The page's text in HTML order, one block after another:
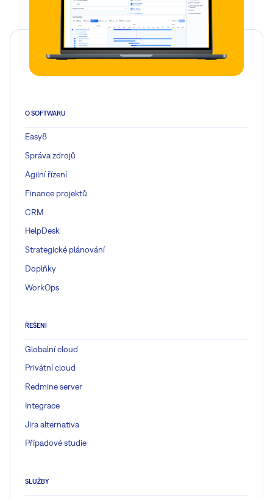
O SOFTWARU
Easy8
Správa zdrojů
Agilní řízení
Finance projektů
CRM
HelpDesk
Strategické plánování
Doplňky
WorkOps
ŘEŠENÍ
Globalní cloud
Privátní cloud
Redmine server
Integrace
Jira alternativa
Případové studie
SLUŽBY